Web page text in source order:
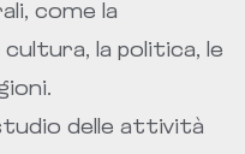
come la
cultura, la politica, le
delle attività